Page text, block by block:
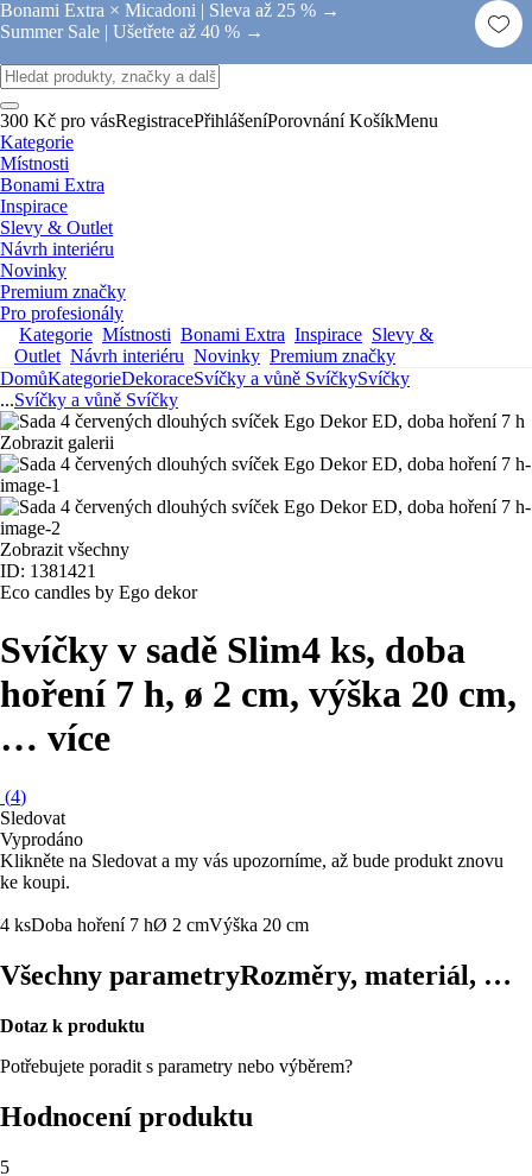
Bonami Extra × Micadoni | Sleva až 25 % →
Summer Sale | Ušetřete až 40 % →
300 Kč pro vásRegistracePřihlášeníPorovnání KošíkMenu
Kategorie
Místnosti
Bonami Extra
Inspirace
Slevy & Outlet
Návrh interiéru
Novinky
Premium značky
Pro profesionály
Kategorie Místnosti Bonami Extra Inspirace Slevy &
Outlet Návrh interiéru Novinky Premium značky
DomůKategorieDekoraceSvíčky a vůně SvíčkySvíčky
...Svíčky a vůně Svíčky
Zobrazit galerii
Zobrazit všechny
ID: 1381421
Eco candles by Ego dekor
Svíčky v sadě Slim4 ks, doba
hoření 7 h, ø 2 cm, výška 20 cm,
… více
(4)
Sledovat
Vyprodáno
Klikněte na Sledovat a my vás upozorníme, až bude produkt znovu
ke koupi.
4 ksDoba hoření 7 hØ 2 cmVýška 20 cm
Všechny parametryRozměry, materiál, …
Dotaz k produktu
Potřebujete poradit s parametry nebo výběrem?
Hodnocení produktu
5